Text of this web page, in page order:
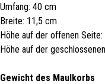
Umfang: 40 cm
Breite: 11,5 cm
Höhe auf der offenen
Höhe auf der
Gewicht des Maulkorbs